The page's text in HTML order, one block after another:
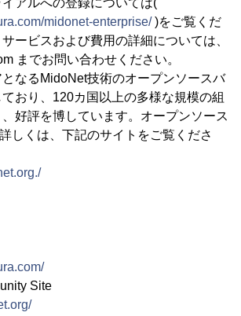
アルへの登録については(
midonet-enterprise/)をご覧くだ
ービスおよび費用の詳細については、
までお問い合わせください。
となるMidoNet技術のオープンソースバ
おり、120カ国以上の多様な規模の組
好評を博しています。オープンソース
しくは、下記のサイトをご覧くださ
Site